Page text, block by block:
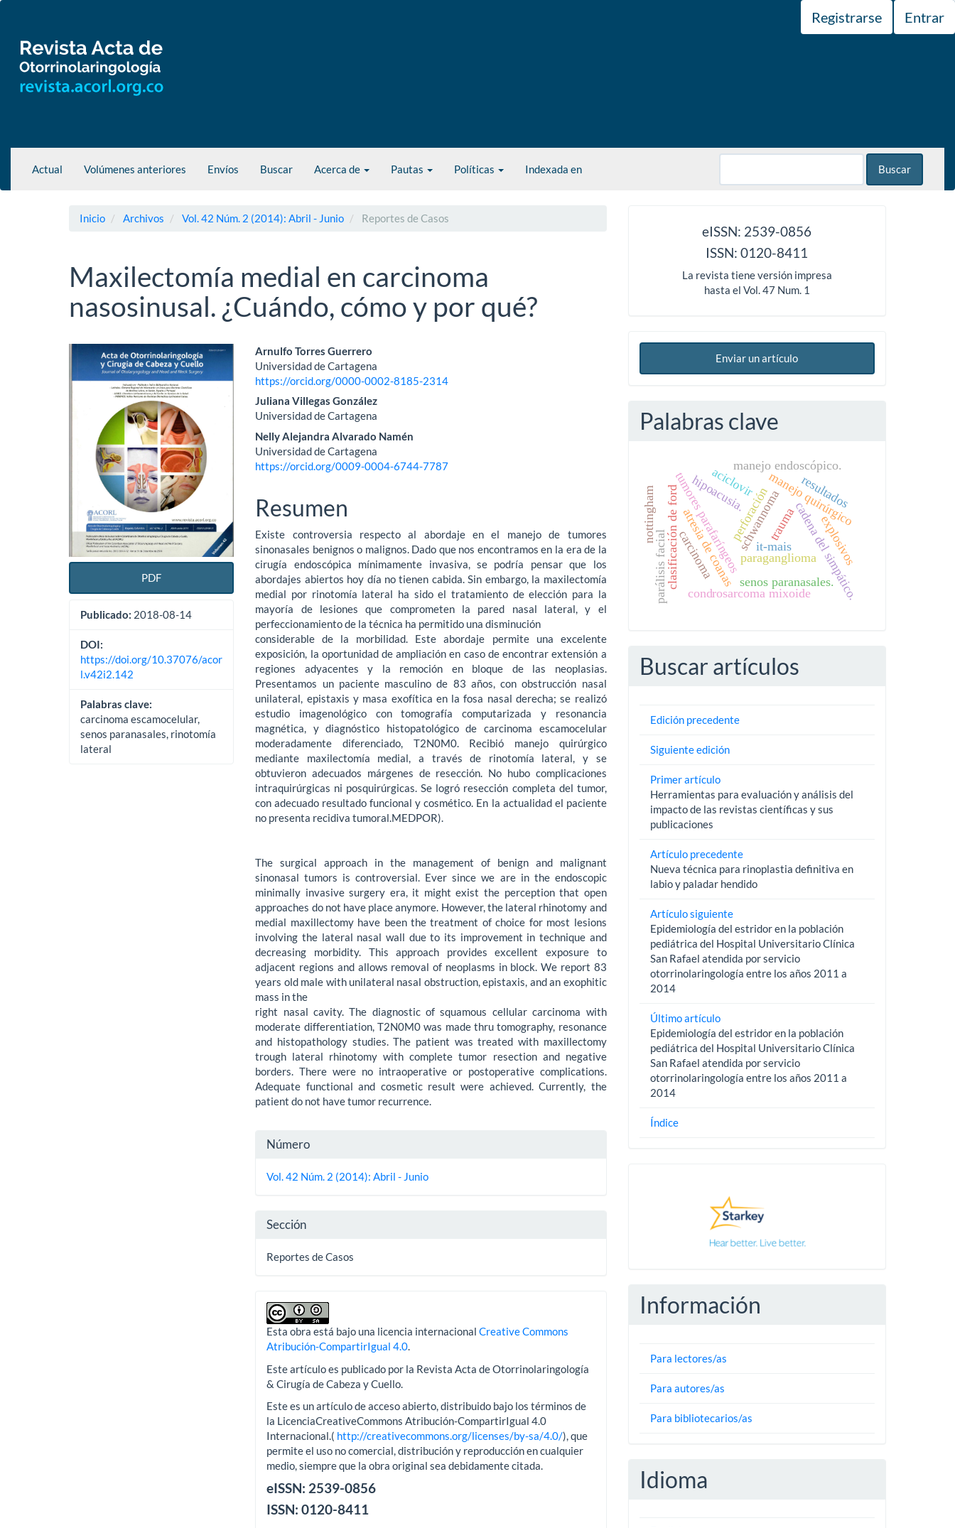
principal
Barra
lateral
Registrarse Entrar
Actual Volúmenes anteriores Envíos Buscar Acerca de Pautas Políticas Indexada en Buscar
Inicio Archivos Vol. 42 Núm. 2 (2014): Abril - Junio Reportes de Casos
Maxilectomía medial en carcinoma
nasosinusal. ¿Cuándo, cómo y por qué?
Barra
lateral
artículo
PDF
Publicado: 2018-08-14
DOI:
https://doi.org/10.37076/acor
l.v42i2.142
Palabras clave:
carcinoma escamocelular,
senos paranasales, rinotomía
lateral
Contenido
principal
del
artículo
Arnulfo Torres Guerrero
Universidad de Cartagena
https://orcid.org/0000-0002-8185-2314
Juliana Villegas González
Universidad de Cartagena
Nelly Alejandra Alvarado Namén
Universidad de Cartagena
https://orcid.org/0009-0004-6744-7787
Resumen
Existe controversia respecto al abordaje en el manejo de tumores
sinonasales benignos o malignos. Dado que nos encontramos en la era de la
cirugía endoscópica mínimamente invasiva, se podría pensar que los
abordajes abiertos hoy día no tienen cabida. Sin embargo, la maxilectomía
medial por rinotomía lateral ha sido el tratamiento de elección para la
mayoría de lesiones que comprometen la pared nasal lateral, y el
perfeccionamiento de la técnica ha permitido una disminución
considerable de la morbilidad. Este abordaje permite una excelente
exposición, la oportunidad de ampliación en caso de encontrar extensión a
regiones adyacentes y la remoción en bloque de las neoplasias.
Presentamos un paciente masculino de 83 años, con obstrucción nasal
unilateral, epistaxis y masa exofítica en la fosa nasal derecha; se realizó
estudio imagenológico con tomografía computarizada y resonancia
magnética, y diagnóstico histopatológico de carcinoma escamocelular
moderadamente diferenciado, T2N0M0. Recibió manejo quirúrgico
mediante maxilectomía medial, a través de rinotomía lateral, y se
obtuvieron adecuados márgenes de resección. No hubo complicaciones
intraquirúrgicas ni posquirúrgicas. Se logró resección completa del tumor,
con adecuado resultado funcional y cosmético. En la actualidad el paciente
no presenta recidiva tumoral.MEDPOR).
The surgical approach in the management of benign and malignant
sinonasal tumors is controversial. Ever since we are in the endoscopic
minimally invasive surgery era, it might exist the perception that open
approaches do not have place anymore. However, the lateral rhinotomy and
medial maxillectomy have been the treatment of choice for most lesions
involving the lateral nasal wall due to its improvement in technique and
decreasing morbidity. This approach provides excellent exposure to
adjacent regions and allows removal of neoplasms in block. We report 83
years old male with unilateral nasal obstruction, epistaxis, and an exophitic
mass in the
right nasal cavity. The diagnostic of squamous cellular carcinoma with
moderate differentiation, T2N0M0 was made thru tomography, resonance
and histopathology studies. The patient was treated with maxillectomy
trough lateral rhinotomy with complete tumor resection and negative
borders. There were no intraoperative or postoperative complications.
Adequate functional and cosmetic result were achieved. Currently, the
patient do not have tumor recurrence.
Detalles
del
Número
Vol. 42 Núm. 2 (2014): Abril - Junio
Sección
Reportes de Casos
Esta obra está bajo una licencia internacionalCreative Commons
Atribución-CompartirIgual 4.0.
Este artículo es publicado por la Revista Acta de Otorrinolaringología
& Cirugía de Cabeza y Cuello.
Este es un artículo de acceso abierto, distribuido bajo los términos de
la LicenciaCreativeCommons Atribución-CompartirIgual 4.0
Internacional.( http://creativecommons.org/licenses/by-sa/4.0/), que
permite el uso no comercial, distribución y reproducción en cualquier
medio, siempre que la obra original sea debidamente citada.
eISSN: 2539-0856
ISSN: 0120-8411
eISSN: 2539-0856
ISSN: 0120-8411
La revista tiene versión impresa
hasta el Vol. 47 Num. 1
Enviar un artículo
Palabras clave
schwannoma
paraganglioma
tumores parafaríngeos cadena del simpático.
atresia de coanas
manejo quirúrgico
manejo endoscópico.
condrosarcoma mixoide
senos paranasales.
perforacióntrauma explosivos
hipoacusia.
clasificación de ford
parálisis facial
aciclovir
carcinoma it-mais
nottingham resultados
Buscar artículos
Edición precedente
Siguiente edición
Primer artículo
Herramientas para evaluación y análisis del
impacto de las revistas científicas y sus
publicaciones
Artículo precedente
Nueva técnica para rinoplastia definitiva en
labio y paladar hendido
Artículo siguiente
Epidemiología del estridor en la población
pediátrica del Hospital Universitario Clínica
San Rafael atendida por servicio
otorrinolaringología entre los años 2011 a
2014
Último artículo
Epidemiología del estridor en la población
pediátrica del Hospital Universitario Clínica
San Rafael atendida por servicio
otorrinolaringología entre los años 2011 a
2014
Índice
Información
Para lectores/as
Para autores/as
Para bibliotecarios/as
Idioma